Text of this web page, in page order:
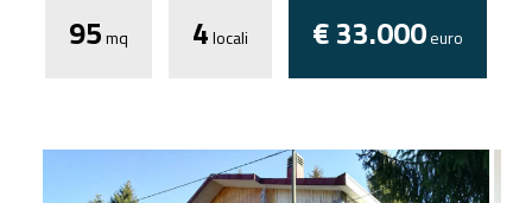
95mq 4locali € 33.000euro
I campi contrassegnati con * sono obbligatori!